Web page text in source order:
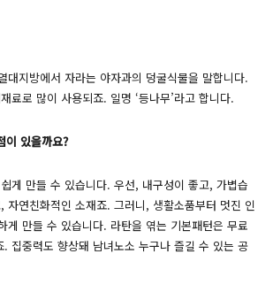
대지방에서 자라는 야자과의 덩굴식물을 말합니다.
료로 많이 사용되죠. 일명 ‘등나무’라고 합니다.
이 있을까요?
게 만들 수 있습니다. 우선, 내구성이 좋고, 가볍습
자연친화적인 소재죠. 그러니, 생활소품부터 멋진 인
게 만들 수 있습니다. 라탄을 엮는 기본패턴은 무료
집중력도 향상돼 남녀노소 누구나 즐길 수 있는 공